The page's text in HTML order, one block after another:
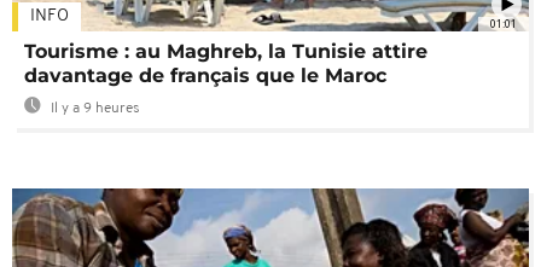
01:01
INFO
Tourisme : au Maghreb, la Tunisie attire
davantage de français que le Maroc
Il y a 9 heures